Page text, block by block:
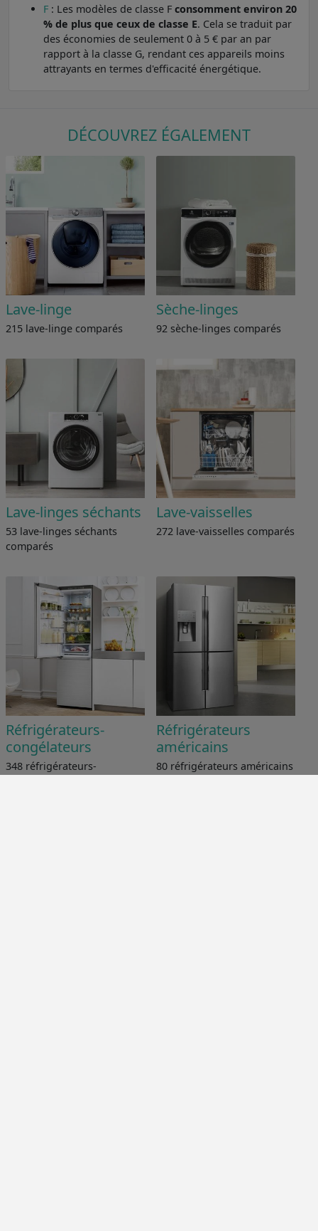
F : Les modèles de classe F consomment environ 20
% de plus que ceux de classe E. Cela se traduit par
des économies de seulement 0 à 5 € par an par
rapport à la classe G, rendant ces appareils moins
attrayants en termes d'efficacité énergétique.
DÉCOUVREZ ÉGALEMENT
Lave-linge
215 lave-linge comparés
Sèche-linges
92 sèche-linges comparés
Lave-linges séchants
53 lave-linges séchants
comparés
Lave-vaisselles
272 lave-vaisselles comparés
Réfrigérateurs-
congélateurs
348 réfrigérateurs-
Réfrigérateurs
américains
80 réfrigérateurs américains